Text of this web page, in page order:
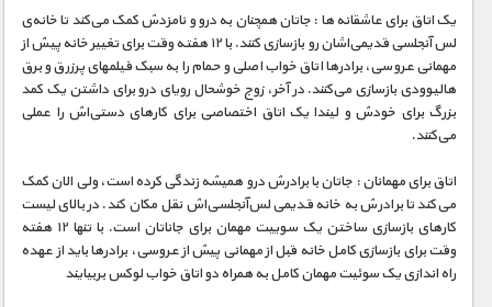
کیهان / نجوم
گردشگری
ماورایی
مسابقات / ورزشی
یک اتاق برای عاشقانه ها : جاتان همچنان به درو و نامزدش کمک می‌کند تا خانه‌ی
لس آنجلسی قدیمی‌اشان رو بازسازی کنند. با ۱۲ هفته وقت برای تغییر خانه پیش از
مهمانی عروسی، برادرها اتاق خواب اصلی و حمام را به سبک فیلمهای پرزرق و برق
هالیوودی بازسازی می‌کنند. در آخر، زوج خوشحال رویای درو برای داشتن یک کمد
بزرگ برای خودش و لیندا یک اتاق اختصاصی برای کارهای دستی‌اش را عملی
می‌کنند.
اتاق برای مهمانان : جاتان با برادرش درو همیشه زندگی کرده است، ولی الان کمک
می‌کند تا برادرش به خانه قدیمی لس‌آنجلسی‌اش نقل مکان کند. در بالای لیست
کارهای بازسازی ساختن یک سويیت مهمان برای جاناتان است. با تنها ۱۲ هفته
وقت برای بازسازی کامل خانه قبل از مهمانی پیش از عروسی، برادرها باید از عهده
راه اندازی یک سوئیت مهمان کامل به همراه دو اتاق خواب لوکس بربیایند